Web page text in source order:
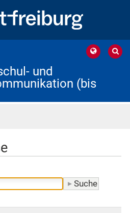
und
(bis